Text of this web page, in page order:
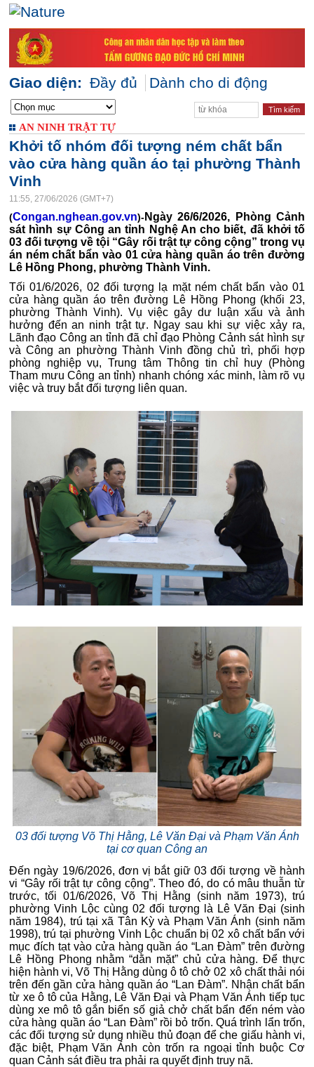
Giao diện: Đầy đủ Dành cho di động
AN NINH TRẬT TỰ
Khởi tố nhóm đối tượng ném chất bẩn
vào cửa hàng quần áo tại phường Thành
Vinh
11:55, 27/06/2026 (GMT+7)
(Congan.nghean.gov.vn)-Ngày 26/6/2026, Phòng Cảnh
sát hình sự Công an tỉnh Nghệ An cho biết, đã khởi tố
03 đối tượngvề tội “Gây rối trật tự công cộng” trong vụ
án ném chất bẩn vào 01cửa hàng quần áo trên đường
Lê Hồng Phong, phường Thành Vinh.
Tối 01/6/2026, 02 đối tượng lạ mặt ném chất bẩn vào 01
cửa hàng quần áo trên đường Lê Hồng Phong (khối 23,
phường Thành Vinh). Vụ việc gây dư luận xấu và ảnh
hưởng đến an ninh trật tự. Ngay sau khi sự việc xảy ra,
Lãnh đạo Công an tỉnh đã chỉ đạo Phòng Cảnh sát hình sự
và Công an phường Thành Vinh đồng chủ trì, phối hợp
phòng nghiệp vụ, Trung tâm Thông tin chỉ huy (Phòng
Tham mưu Công an tỉnh) nhanh chóng xác minh, làm rõ vụ
việc và truy bắt đối tượng liên quan.
03 đối tượng Võ Thị Hằng, Lê Văn Đại và Phạm Văn Ánh
tại cơ quan Công an
Đến ngày 19/6/2026, đơn vị bắt giữ 03 đối tượng về hành
vi “Gây rối trật tự công cộng”. Theo đó, do có mâu thuẫn từ
trước, tối 01/6/2026, Võ Thị Hằng (sinh năm 1973), trú
phường Vinh Lộc cùng 02 đối tượng là Lê Văn Đại (sinh
năm 1984), trú tại xã Tân Kỳ và Phạm Văn Ánh (sinh năm
1998), trú tại phường Vinh Lộc chuẩn bị 02 xô chất bẩn với
mục đích tạt vào cửa hàng quần áo “Lan Đàm” trên đường
Lê Hồng Phong nhằm “dằn mặt” chủ cửa hàng. Để thực
hiện hành vi, Võ Thị Hằng dùng ô tô chở 02 xô chất thải nói
trên đến gần cửa hàng quần áo “Lan Đàm”. Nhận chất bẩn
từ xe ô tô của Hằng, Lê Văn Đại và Phạm Văn Ánh tiếp tục
dùng xe mô tô gắn biển số giả chở chất bẩn đến ném vào
cửa hàng quần áo “Lan Đàm” rồi bỏ trốn. Quá trình lẩn trốn,
các đối tượng sử dụng nhiều thủ đoạn để che giấu hành vi,
đặc biệt, Phạm Văn Ánh còn trốn ra ngoại tỉnh buộc Cơ
quan Cảnh sát điều tra phải ra quyết định truy nã.